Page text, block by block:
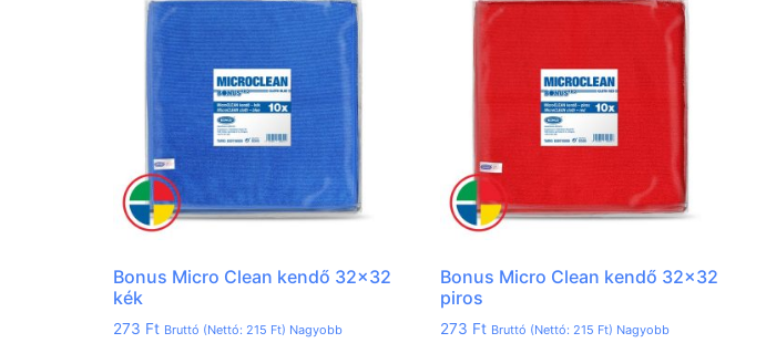
Bonus Micro Clean kendő 32×32
kék
273 Ft Bruttó (Nettó: 215 Ft) Nagyobb
Bonus Micro Clean kendő 32×32
piros
273 Ft Bruttó (Nettó: 215 Ft) Nagyobb